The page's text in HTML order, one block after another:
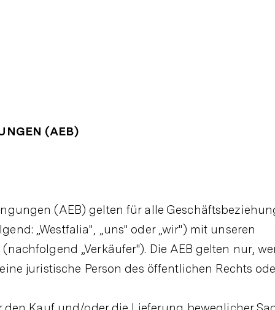
(AEB)
(AEB) gelten für alle
„Westfalia", „uns" oder „wir") mit unseren
„Verkäufer"). Die AEB gelten nur,
juristische Person des öffentlichen Rechts